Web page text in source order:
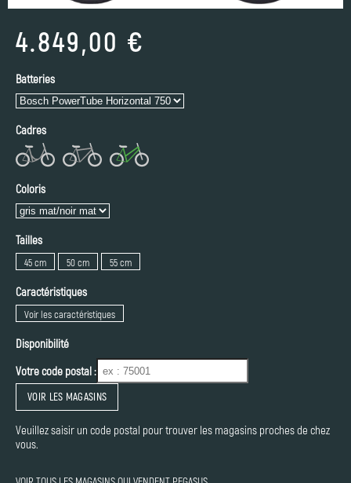
4.849,00 €
Batteries
Cadres
Coloris
Tailles
45 cm 50 cm 55 cm
Caractéristiques
Voir les caractéristiques
Disponibilité
Votre code postal :
VOIR LES MAGASINS
Veuillez saisir un code postal pour trouver les magasins proches de chez
vous.